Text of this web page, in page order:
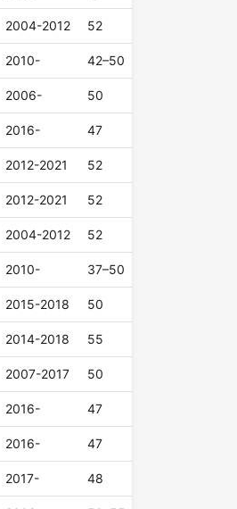
2004-2012 52
2010- 42–50
2006- 50
2016- 47
2012-2021 52
2012-2021 52
2004-2012 52
2010- 37–50
2015-2018 50
2014-2018 55
2007-2017 50
2016- 47
2016- 47
2017- 48